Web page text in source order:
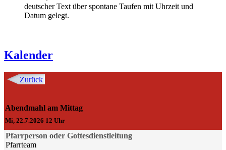
Kalender
Zurück
Abendmahl am Mittag
Mi, 22.7.2026 12 Uhr
Pfarrperson oder Gottesdienstleitung
Pfarrteam